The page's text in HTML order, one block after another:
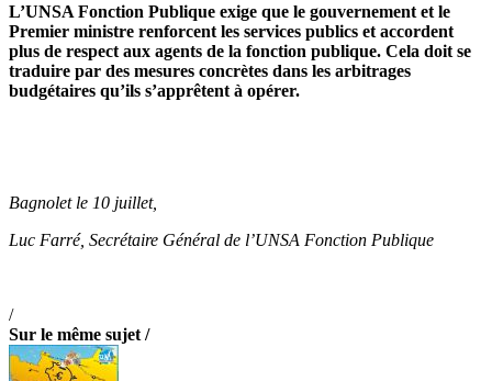
L’UNSA Fonction Publique exige que le gouvernement et le
Premier ministre renforcent les services publics et accordent
plus de respect aux agents de la fonction publique. Cela doit se
traduire par des mesures concrètes dans les arbitrages
budgétaires qu’ils s’apprêtent à opérer.
Bagnolet le 10 juillet,
Luc Farré, Secrétaire Général de l’UNSA Fonction Publique
/
Sur le même sujet /